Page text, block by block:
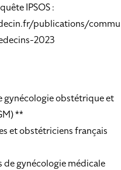
IPSOS :
publications/
2023
gynécologie obstétrique et
**
et obstétriciens français
de gynécologie médicale